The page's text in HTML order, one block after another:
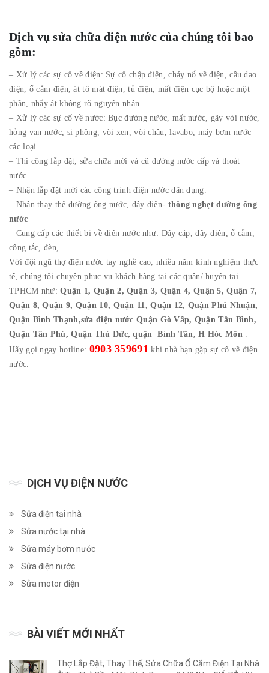
Dịch vụ sửa chữa điện nước của chúng tôi bao
gồm:
– Xử lý các sự cố về điện: Sự cố chập điện, cháy nổ về điện, cầu dao
điện, ổ cắm điện, át tô mát điện, tủ điện, mất điện cục bộ hoặc một
phần, nhẩy át không rõ nguyên nhân…
– Xử lý các sự cố về nước: Bục đường nước, mất nước, gãy vòi nước,
hỏng van nước, si phông, vòi xen, vòi chậu, lavabo, máy bơm nước
các loại….
– Thi công lắp đặt, sửa chữa mới và cũ đường nước cấp và thoát
nước
– Nhận lắp đặt mới các công trình điện nước dân dụng.
– Nhận thay thế đường ống nước, dây điện- thông nghẹt đường ống
nước
– Cung cấp các thiết bị về điện nước như: Dây cáp, dây điện, ổ cắm,
công tắc, đèn,…
Với đội ngũ thợ điện nước tay nghề cao, nhiều năm kinh nghiệm thực
tế, chúng tôi chuyên phục vụ khách hàng tại các quận/ huyện tại
TPHCM như:Quận 1, Quận 2, Quận 3, Quận 4, Quận 5, Quận 7,
Quận 8, Quận 9, Quận 10, Quận 11, Quận 12, Quận Phú Nhuận,
Quận Bình Thạnh,sửa điện nước Quận Gò Vấp, Quận Tân Bình,
Quận Tân Phú, Quận Thủ Đức, quận Bình Tân, H Hóc Môn .
Hãy gọi ngay hotline: 0903 359691 khi nhà bạn gặp sự cố về điện
nước.
DỊCH VỤ ĐIỆN NƯỚC
Sửa điện tại nhà
Sửa nước tại nhà
Sửa máy bơm nước
Sửa điện nước
Sửa motor điện
BÀI VIẾT MỚI NHẤT
Thợ Lắp Đặt, Thay Thế, Sửa Chữa Ổ Cắm Điện Tại Nhà